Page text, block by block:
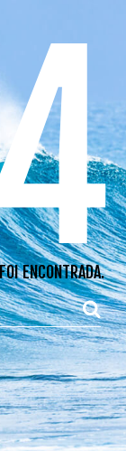
ENCONTRADA.